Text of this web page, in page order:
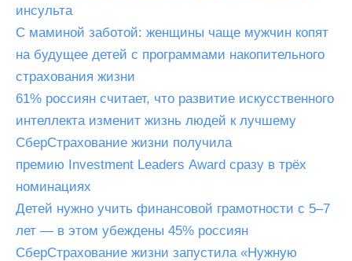
инсульта
С маминой заботой: женщины чаще мужчин копят
на будущее детей с программами накопительного
страхования жизни
61% россиян считает, что развитие искусственного
интеллекта изменит жизнь людей к лучшему
СберСтрахование жизни получила
премию Investment Leaders Award сразу в трёх
номинациях
Детей нужно учить финансовой грамотности с 5–7
лет — в этом убеждены 45% россиян
СберСтрахование жизни запустила «Нужную